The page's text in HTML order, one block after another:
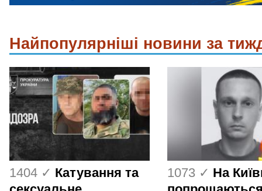
Найпопулярніші новини за
1404 ✓ Катування та
1073 ✓ На